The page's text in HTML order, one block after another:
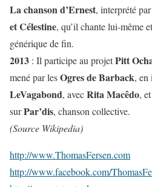
La chanson d’Ernest, interprété par
et Célestine, qu’il chante lui-même
générique de fin.
2013 : Il participe au projetPitt
mené par lesOgres de Barback, en
LeVagabond, avecRita Macêdo,
surPar’dis, chanson collective.
(Source Wikipedia)
http://www.ThomasFersen.com
http://www.facebook.com/